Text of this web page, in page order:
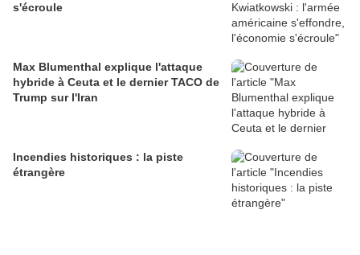
s'écroule
Max Blumenthal explique l'attaque
hybride à Ceuta et le dernier TACO de
Trump sur l'Iran
Incendies historiques : la piste
étrangère